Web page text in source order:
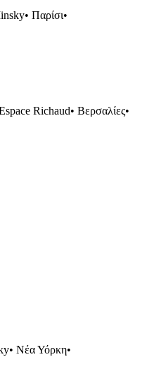
• Παρίσι•
Richaud• Βερσαλίες•
• Νέα Υόρκη•